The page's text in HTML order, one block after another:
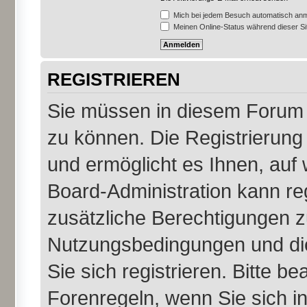
Mich bei jedem Besuch automatisch
Meinen Online-Status während dieser
REGISTRIEREN
Sie müssen in diesem
zu können. Die
und ermöglicht es Ihnen,
Board-Administration kann
zusätzliche Berechtigungen
Nutzungsbedingungen und
Sie sich registrieren. Bitte
Forenregeln, wenn Sie sich